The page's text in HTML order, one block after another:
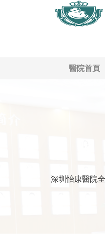
醫院首頁
深圳怡康醫院